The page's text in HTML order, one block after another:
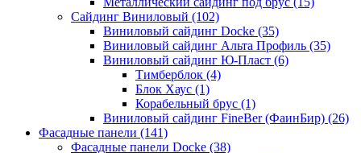
Сайдинг Виниловый (102)
Виниловый сайдинг Docke (35)
Виниловый сайдинг Альта Профиль (35)
Виниловый сайдинг Ю-Пласт (6)
Тимберблок (4)
Блок Хаус (1)
Корабельный брус (1)
Виниловый сайдинг FineBer (ФаинБир) (26)
Фасадные панели (141)
Фасадные панели Docke (38)